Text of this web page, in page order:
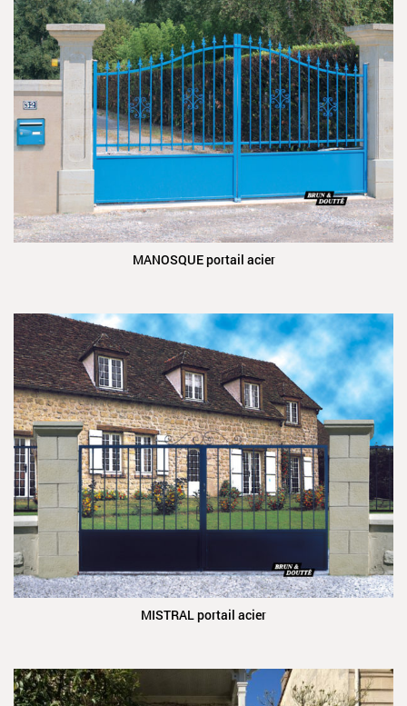
MANOSQUE portail acier
MISTRAL portail acier